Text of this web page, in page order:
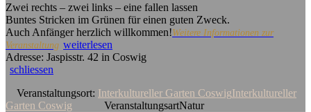
Zwei rechts – zwei links – eine fallen lassen
Buntes Stricken im Grünen für einen guten Zweck.
Auch Anfänger herzlich willkommen!Weitere Informationen zur
Veranstaltung weiterlesen
Adresse: Jaspisstr. 42 in Coswig
schliessen
Veranstaltungsort: Interkultureller Garten CoswigInterkultureller
Garten Coswig
VeranstaltungsartNatur